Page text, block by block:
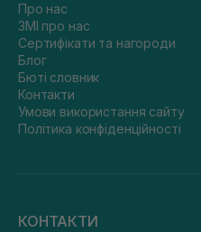
Про нас
ЗМІ про нас
Сертифікати та нагороди
Блог
Бюті словник
Контакти
Умови використання сайту
Політика конфіденційності
КОНТАКТИ